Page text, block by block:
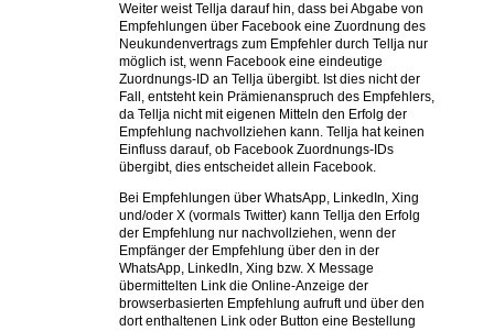
Weiter weist Tellja darauf hin, dass bei Abgabe von
Empfehlungen über Facebook eine Zuordnung des
Neukundenvertrags zum Empfehler durch Tellja nur
möglich ist, wenn Facebook eine eindeutige
Zuordnungs-ID an Tellja übergibt. Ist dies nicht der
Fall, entsteht kein Prämienanspruch des Empfehlers,
da Tellja nicht mit eigenen Mitteln den Erfolg der
Empfehlung nachvollziehen kann. Tellja hat keinen
Einfluss darauf, ob Facebook Zuordnungs-IDs
übergibt, dies entscheidet allein Facebook.
Bei Empfehlungen über WhatsApp, LinkedIn, Xing
und/oder X (vormals Twitter) kann Tellja den Erfolg
der Empfehlung nur nachvollziehen, wenn der
Empfänger der Empfehlung über den in der
WhatsApp, LinkedIn, Xing bzw. X Message
übermittelten Link die Online-Anzeige der
browserbasierten Empfehlung aufruft und über den
dort enthaltenen Link oder Button eine Bestellung